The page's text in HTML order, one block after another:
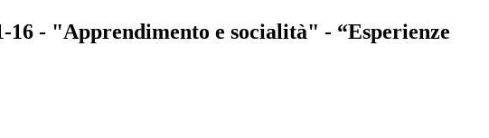
- "Apprendimento e socialità" - “Esperienze